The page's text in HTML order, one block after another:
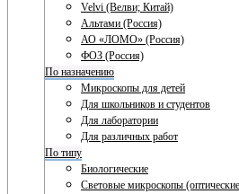
Velvi (Велви; Китай)
Альтами (Россия)
АО «ЛОМО» (Россия)
ФОЗ (Россия)
По назначению
Микроскопы для детей
Для школьников и студентов
Для лаборатории
Для различных работ
По типу
Биологические
Световые микроскопы